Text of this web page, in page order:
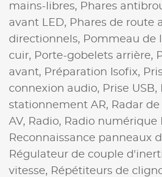
mains-libres, Phares
avant LED, Phares de route
directionnels, Pommeau de
cuir, Porte-gobelets arrière,
avant, Préparation Isofix,
connexion audio, Prise USB,
stationnement AR, Radar
AV, Radio, Radio numérique
Reconnaissance panneaux
Régulateur de couple
vitesse, Répétiteurs de